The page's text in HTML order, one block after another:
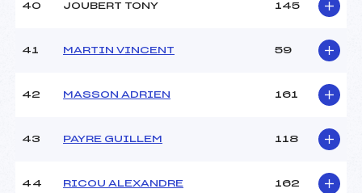
40 JOUBERT TONY 145
41 MARTIN VINCENT 59
42 MASSON ADRIEN 161
43 PAYRE GUILLEM 118
44 RICOU ALEXANDRE 162